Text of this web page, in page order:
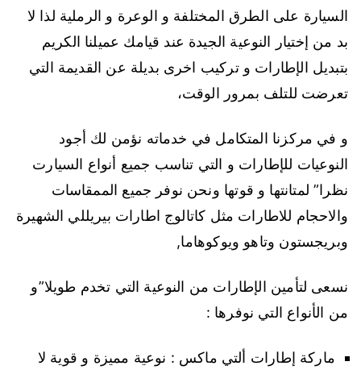
السيارة على الطرق المختلفة و الوعرة و الرملية لذا لا
بد من إختيار النوعية الجيدة عند قيامك عميلنا الكريم
بتبديل الإطارات و تركيب اخرى بديلة عن القديمة التي
تعرضت للتلف بمرور الوقت،
و في مركزنا المتكامل في خدماته نؤمن لك أجود
النوعيات للإطارات و التي تناسب جميع أنواع السيارت
نظرا” لمتانتها و قوتها ونحن نوفر جميع الممقاسات
والاحجام للاطارات مثل كاتالوج اطارات بيريللي الشهيرة
وبريجستون وتاهو ويوكوهاما,
نسعى لتأمين الإطارات من النوعية التي تخدم طويلا”و
من الأنواع التي نوفرها :
ماركة إطارات ألتي ماكس : نوعية مميزة و قوية لا